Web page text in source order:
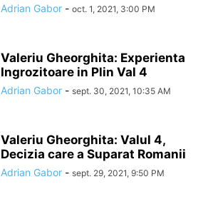
Adrian Gabor - oct. 1, 2021, 3:00 PM
Valeriu Gheorghita: Experienta
Ingrozitoare in Plin Val 4
Adrian Gabor - sept. 30, 2021, 10:35 AM
Valeriu Gheorghita: Valul 4,
Decizia care a Suparat Romanii
Adrian Gabor - sept. 29, 2021, 9:50 PM